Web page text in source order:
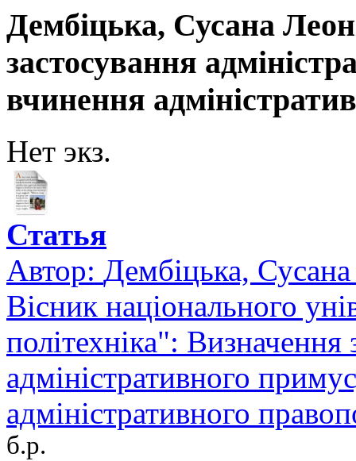
Дембіцька, Сусана
застосування
вчинення
Нет экз.
Статья
Автор: Дембіцька, Сусана
Вісник національного
політехніка": Визначення
адміністративного
адміністративного
б.р.